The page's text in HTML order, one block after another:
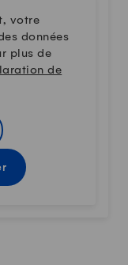
votre
données
plus de
de